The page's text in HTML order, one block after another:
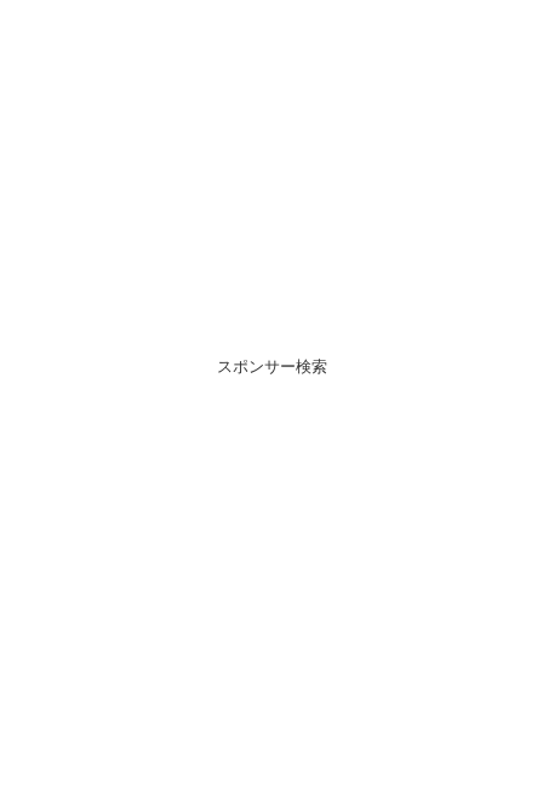
スポンサー検索